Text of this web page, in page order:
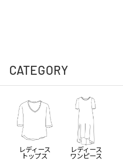
CATEGORY
レディース
トップス
レディース
ワンピース